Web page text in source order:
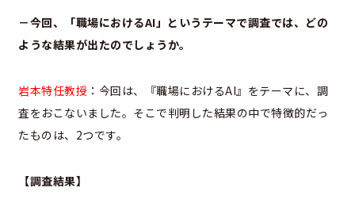
－今回、「職場におけるAI」というテーマで調査では、どの
ような結果が出たのでしょうか。
岩本特任教授 ：今回は、『職場におけるAI』をテーマに、調
査をおこないました。そこで判明した結果の中で特徴的だっ
たものは、2つです。
【調査結果】